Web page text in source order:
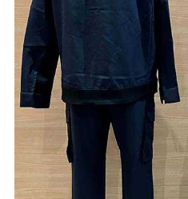
個人情報の取扱いに関する基本
サイトマップ
© 2025